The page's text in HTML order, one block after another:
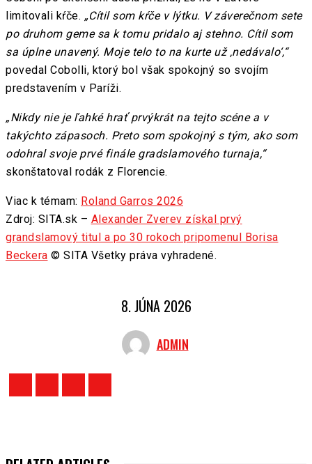
limitovali kŕče. „Cítil som kŕče v lýtku. V záverečnom sete
po druhom geme sa k tomu pridalo aj stehno. Cítil som
sa úplne unavený. Moje telo to na kurte už ‚nedávalo‘,“
povedal Cobolli, ktorý bol však spokojný so svojím
predstavením v Paríži.
„Nikdy nie je ľahké hrať prvýkrát na tejto scéne a v
takýchto zápasoch. Preto som spokojný s tým, ako som
odohral svoje prvé finále gradslamového turnaja,“
skonštatoval rodák z Florencie.
Viac k témam: Roland Garros 2026
Zdroj: SITA.sk – Alexander Zverev získal prvý
grandslamový titul a po 30 rokoch pripomenul Borisa
Beckera © SITA Všetky práva vyhradené.
8. JÚNA 2026
ADMIN